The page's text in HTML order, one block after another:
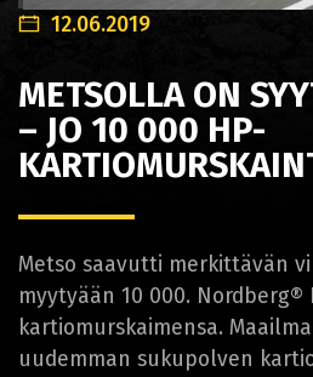
12.06.2019
METSOLLA ON
– JO 10 000 HP-
Metso saavutti merkittävän
myytyään 10 000. Nordberg®
kartiomurskaimensa.
uudemman sukupolven